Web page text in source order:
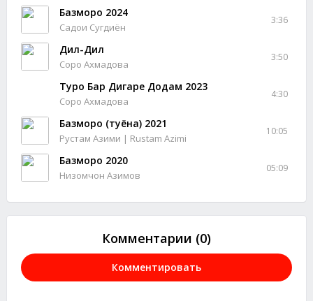
Базморо 2024
Садои Сугдиён
3:36
Дил-Дил
Соро Ахмадова
3:50
Туро Бар Дигаре Додам 2023
Соро Ахмадова
4:30
Базморо (туёна) 2021
Рустам Азими | Rustam Azimi
10:05
Базморо 2020
Низомчон Азимов
05:09
Комментарии (0)
Комментировать